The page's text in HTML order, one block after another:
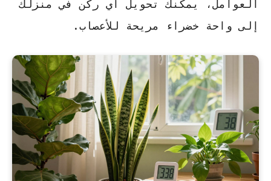
العوامل، يمكنك تحويل أي ركن في منزلك
إلى واحة خضراء مريحة للأعصاب.